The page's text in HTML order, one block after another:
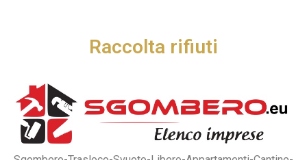
Raccolta rifiuti